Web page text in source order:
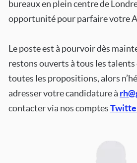
bureaux en plein centre de
opportunité pour parfaire votre
Le poste est à pourvoir dès
restons ouverts à tous les
toutes les propositions, alors
adresser votre candidature à
contacter via nos comptes